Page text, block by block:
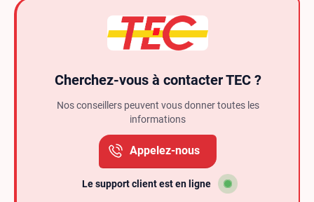
Cherchez-vous à contacter TEC ?
Nos conseillers peuvent vous donner toutes les
informations
Appelez-nous
Le support client est en ligne